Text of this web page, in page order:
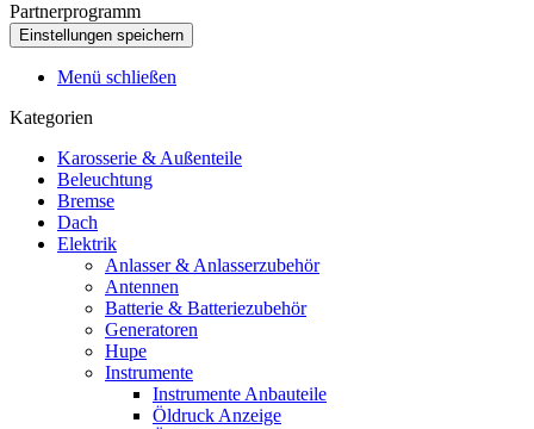
Partnerprogramm
Menü schließen
Kategorien
Karosserie & Außenteile
Beleuchtung
Bremse
Dach
Elektrik
Anlasser & Anlasserzubehör
Antennen
Batterie & Batteriezubehör
Generatoren
Hupe
Instrumente
Instrumente Anbauteile
Öldruck Anzeige